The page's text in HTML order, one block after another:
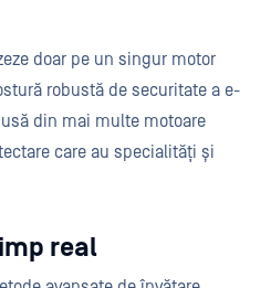
doar pe un singur motor
robustă de securitate a e-
din mai multe motoare
care au specialități și
real